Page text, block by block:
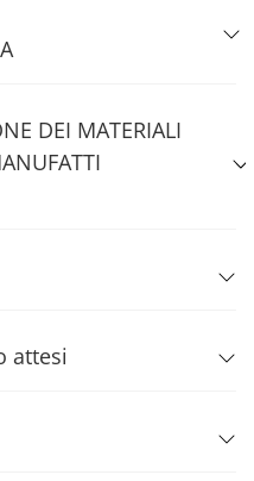
DEI MATERIALI
attesi